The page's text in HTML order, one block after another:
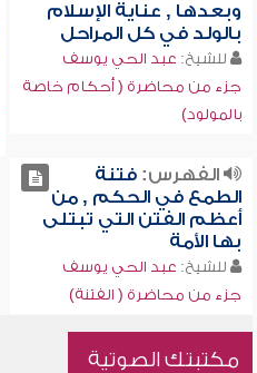
وبعدها , عناية الإسلام
بالولد في كل المراحل
للشيخ: عبد الحي يوسف
جزء من محاضرة ( أحكام خاصة
بالمولود)
الفهرس:فتنة
الطمع في الحكم , من
أعظم الفتن التي تبتلى
بها الأمة
للشيخ: عبد الحي يوسف
جزء من محاضرة ( الفتنة)
مكتبتك الصوتية